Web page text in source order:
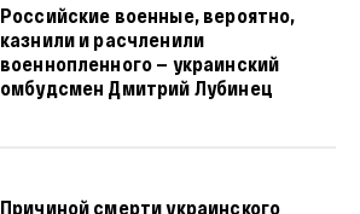
Российские военные, вероятно,
казнили и расчленили
военнопленного — украинский
омбудсмен Дмитрий Лубинец
Причиной смерти украинского